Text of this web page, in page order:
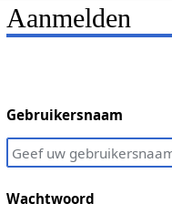
Aanmelden
Gebruikersnaam
Wachtwoord